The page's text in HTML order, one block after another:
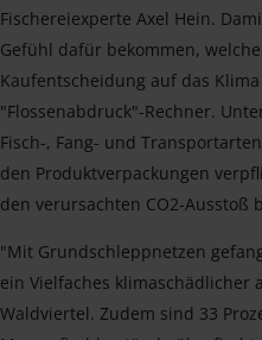
Fischereiexperte Axel Hein.
Gefühl dafür bekommen,
Kaufentscheidung auf das
"Flossenabdruck"-Rechner.
Fisch-, Fang- und
den Produktverpackungen
den verursachten CO2-Ausstoß
"Mit Grundschleppnetzen
ein Vielfaches klimaschädlicher
Waldviertel. Zudem sind 33